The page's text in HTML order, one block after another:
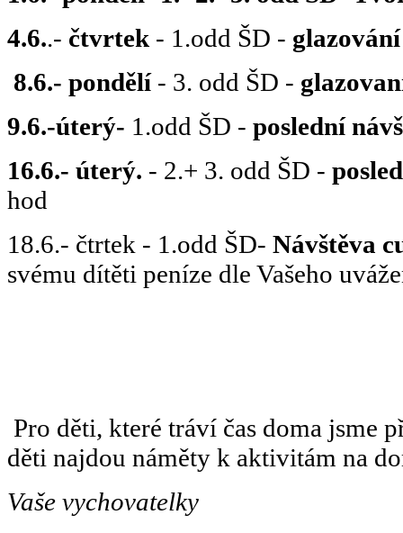
4.6..- čtvrtek - 1.odd ŠD -
8.6.- pondělí- 3. odd ŠD -
9.6.-úterý- 1.odd ŠD - poslední
16.6.- úterý. - 2.+ 3. odd ŠD -
hod
18.6.- čtrtek - 1.odd ŠD- Návštěva
svému dítěti peníze dle Vašeho
Pro děti, které tráví čas doma
děti najdou náměty k aktivitám na
Vaše vychovatelky